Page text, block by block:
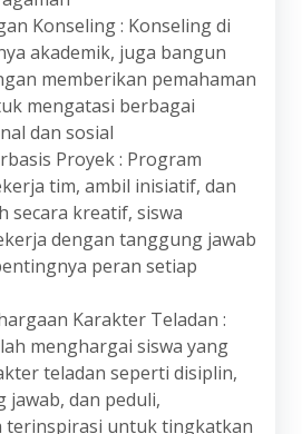
Konseling : Konseling di
akademik, juga bangun
memberikan pemahaman
mengatasi berbagai
dan sosial
Proyek : Program
tim, ambil inisiatif, dan
secara kreatif, siswa
dengan tanggung jawab
peran setiap
Karakter Teladan :
menghargai siswa yang
teladan seperti disiplin,
dan peduli,
terinspirasi untuk tingkatkan